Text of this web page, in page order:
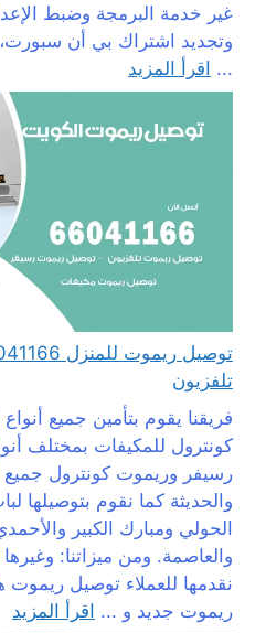
غير خدمة البرمجة وضبط
وتجديد اشتراك بي أن سبورت،
... اقرأ المزيد
تلفزيون
فريقنا يقوم بتأمين جميع
كونترول للمكيفات بمختلف
رسيفر وريموت كونترول جميع
والحديثة كما نقوم بتوصيلها
الحولي ومبارك الكبير
والعاصمة. ومن ميزاتنا:
نقدمها للعملاء توصيل
ريموت جديد و ... اقرأ المزيد